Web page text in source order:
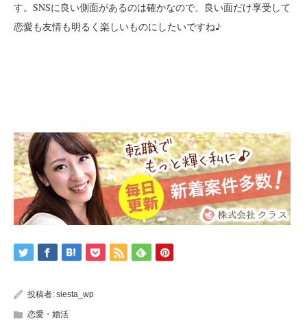
す。SNSに良い側面があるのは確かなので、良い面だけ享受して
恋愛も友情も明るく楽しいものにしたいですね♪
投稿者: siesta_wp
恋愛・婚活